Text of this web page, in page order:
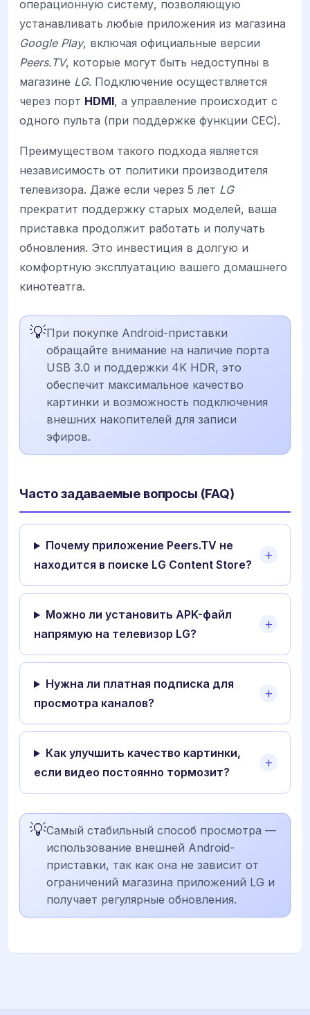
операционную систему, позволяющую
устанавливать любые приложения из магазина
Google Play, включая официальные версии
Peers.TV, которые могут быть недоступны в
магазине LG. Подключение осуществляется
через порт HDMI, а управление происходит с
одного пульта (при поддержке функции CEC).
Преимуществом такого подхода является
независимость от политики производителя
телевизора. Даже если через 5 лет LG
прекратит поддержку старых моделей, ваша
приставка продолжит работать и получать
обновления. Это инвестиция в долгую и
комфортную эксплуатацию вашего домашнего
кинотеатra.
💡При покупке Android-приставки
обращайте внимание на наличие порта
USB 3.0 и поддержки 4K HDR, это
обеспечит максимальное качество
картинки и возможность подключения
внешних накопителей для записи
эфиров.
Часто задаваемые вопросы (FAQ)
Почему приложение Peers.TV не
находится в поиске LG Content Store?
Можно ли установить APK-файл
напрямую на телевизор LG?
Нужна ли платная подписка для
просмотра каналов?
Как улучшить качество картинки,
если видео постоянно тормозит?
💡Самый стабильный способ просмотра —
использование внешней Android-
приставки, так как она не зависит от
ограничений магазина приложений LG и
получает регулярные обновления.